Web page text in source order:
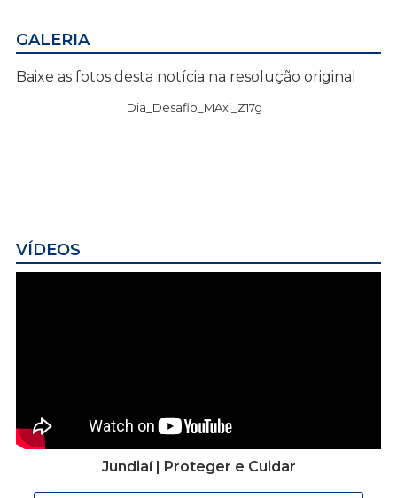
GALERIA
Baixe as fotos desta notícia na resolução original
Dia_Desafio_MAxi_Z17g
VÍDEOS
Jundiaí | Proteger e Cuidar